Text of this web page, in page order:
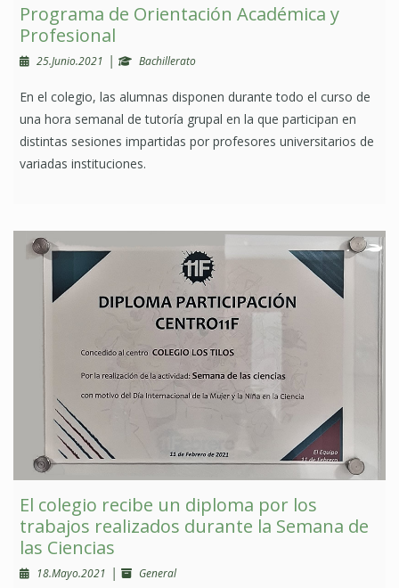
Programa de Orientación Académica y
Profesional
25.Junio.2021 | Bachillerato
En el colegio, las alumnas disponen durante todo el curso de
una hora semanal de tutoría grupal en la que participan en
distintas sesiones impartidas por profesores universitarios de
variadas instituciones.
El colegio recibe un diploma por los
trabajos realizados durante la Semana de
las Ciencias
18.Mayo.2021 | General